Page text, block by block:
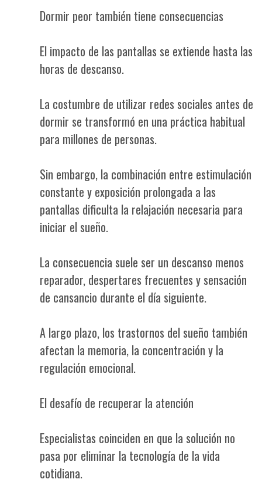
Dormir peor también tiene consecuencias
El impacto de las pantallas se extiende hasta las
horas de descanso.
La costumbre de utilizar redes sociales antes de
dormir se transformó en una práctica habitual
para millones de personas.
Sin embargo, la combinación entre estimulación
constante y exposición prolongada a las
pantallas dificulta la relajación necesaria para
iniciar el sueño.
La consecuencia suele ser un descanso menos
reparador, despertares frecuentes y sensación
de cansancio durante el día siguiente.
A largo plazo, los trastornos del sueño también
afectan la memoria, la concentración y la
regulación emocional.
El desafío de recuperar la atención
Especialistas coinciden en que la solución no
pasa por eliminar la tecnología de la vida
cotidiana.